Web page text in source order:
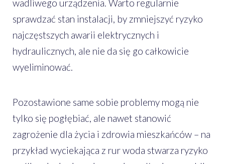
wadliwego urządzenia. Warto regularnie
sprawdzać stan instalacji, by zmniejszyć ryzyko
najczęstszych awarii elektrycznych i
hydraulicznych, ale nie da się go całkowicie
wyeliminować.
Pozostawione same sobie problemy mogą nie
tylko się pogłębiać, ale nawet stanowić
zagrożenie dla życia i zdrowia mieszkańców – na
przykład wyciekająca z rur woda stwarza ryzyko